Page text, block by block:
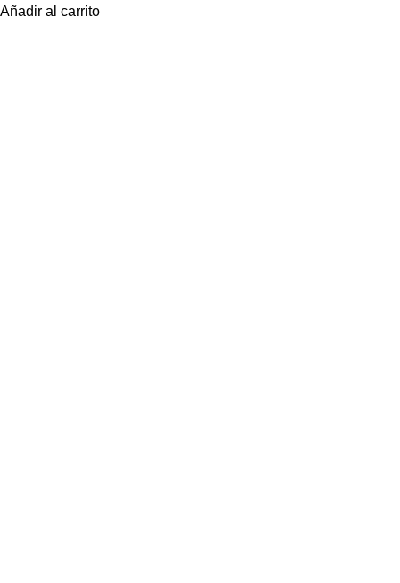
Añadir al carrito